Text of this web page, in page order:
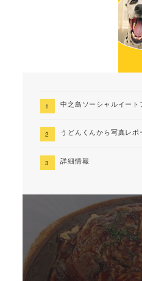
中之島ソーシャルイート
うどんくんから写真レポ
詳細情報